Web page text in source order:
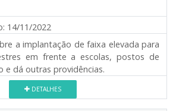
14/11/2022
a implantação de faixa elevada para
em frente a escolas, postos de
e dá outras providências.
DETALHES